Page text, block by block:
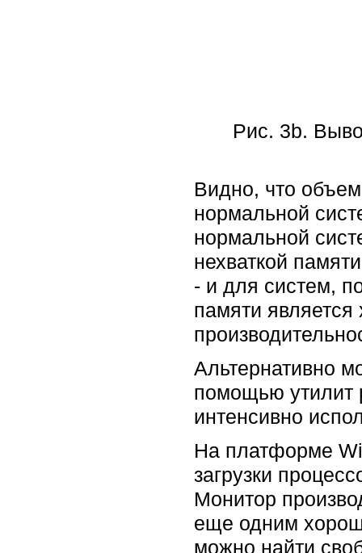
Рис. 3b.
Видно, что
нормальной
нормальной
нехваткой
- и для систем,
памяти
Альтернативно
помощью утилит
интенсивно
На платформе
загрузки
Монитор
еще одним
можно найти